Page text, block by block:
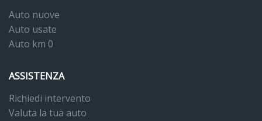
Auto nuove
Auto usate
Auto km 0
ASSISTENZA
Richiedi intervento
Valuta la tua auto